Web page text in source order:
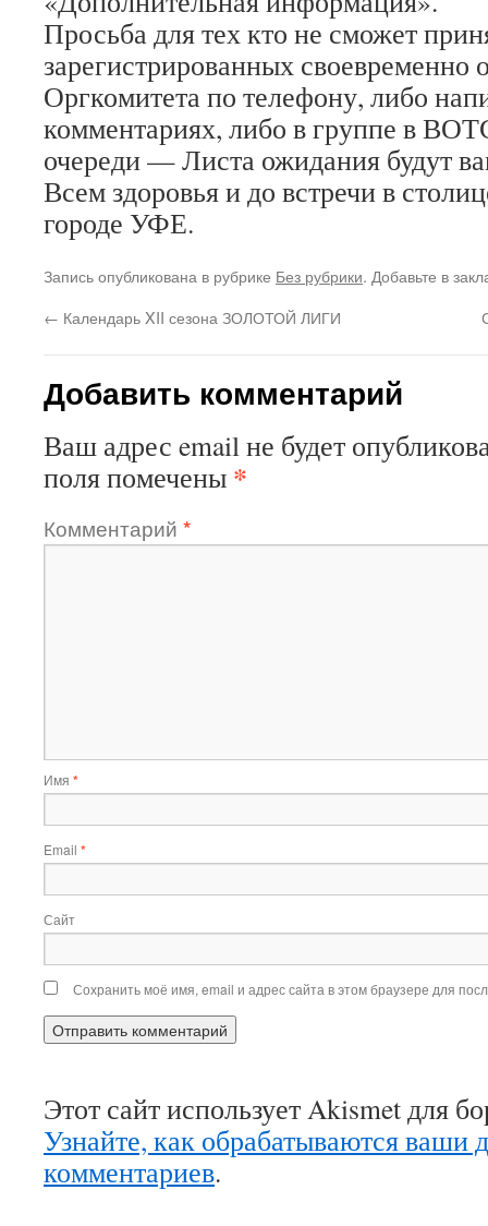
Просьба для тех кто не сможет
зарегистрированных своевременно
Оргкомитета по телефону, либо
комментариях, либо в группе в
очереди — Листа ожидания будут
Всем здоровья и до встречи в
городе УФЕ.
Запись опубликована в рубрике Без рубрики. Добавьте в
← Календарь XII сезона ЗОЛОТОЙ ЛИГИ
Добавить комментарий
Ваш адрес email не будет
поля помечены *
Комментарий *
Имя *
Email *
Сайт
Сохранить моё имя, email и адрес сайта в этом браузере для
Этот сайт использует Akismet для
Узнайте, как обрабатываются ваши
комментариев.